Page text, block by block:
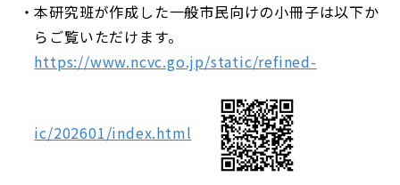
本研究班が作成した一般市民向けの小冊子は以下か
らご覧いただけます。
https://www.ncvc.go.jp/static/refined-
ic/202601/index.html